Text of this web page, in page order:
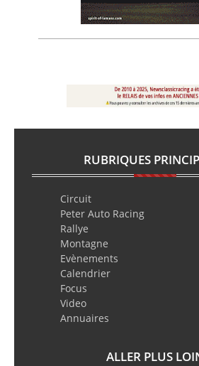
RUBRIQUES
Circuit
Peter Auto Racing
Rallye
Montagne
Evènements
Calendrier
Focus
Video
Annuaires
ALLER PLUS